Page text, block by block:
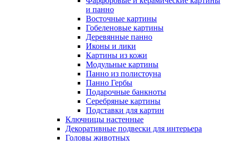
и панно
Восточные картины
Гобеленовые картины
Деревянные панно
Иконы и лики
Картины из кожи
Модульные картины
Панно из полистоуна
Панно Гербы
Подарочные банкноты
Серебряные картины
Подставки для картин
Ключницы настенные
Декоративные подвески для интерьера
Головы животных